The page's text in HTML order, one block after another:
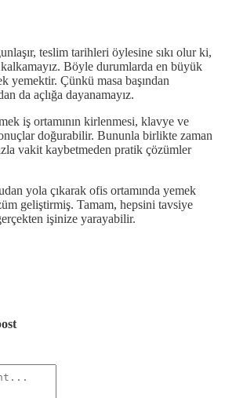
teslim tarihleri öylesine sıkı olur ki,
kalkamayız. Böyle durumlarda en büyük
yemektir. Çünkü masa başından
da açlığa dayanamayız.
iş ortamının kirlenmesi, klavye ve
doğurabilir. Bununla birlikte zaman
vakit kaybetmeden pratik çözümler
yola çıkarak ofis ortamında yemek
geliştirmiş. Tamam, hepsini tavsiye
işinize yarayabilir.